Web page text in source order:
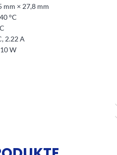
mm × 27,8 mm
°C
2.22 A
W